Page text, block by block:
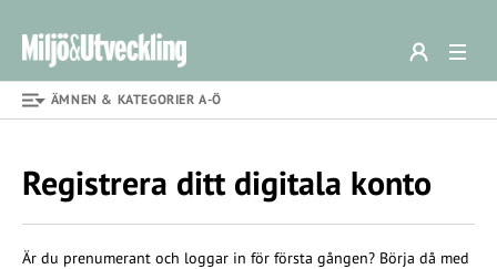
ÄMNEN & KATEGORIER A-Ö
Registrera ditt digitala konto
Är du prenumerant och loggar in för första gången? Börja då med